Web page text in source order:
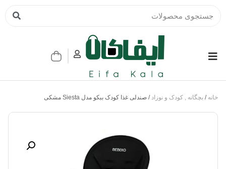
خانه / بچگانه , کودک و نوزاد/ صندلی غذا کودک ببکو مدل Siesta مشکی